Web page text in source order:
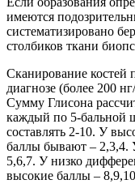
имеются
систематизировано
столбиков ткани
Сканирование
диагнозе (более 200
Сумму Глисона
каждый по 5-бальной
составлять 2-10. У
баллы бывают – 2,3,4.
5,6,7. У низко
высокие баллы –